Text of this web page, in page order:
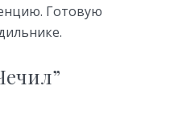
Готовую